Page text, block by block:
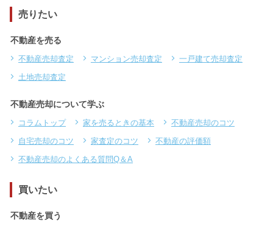
売りたい
不動産を売る
不動産売却査定 マンション売却査定
一戸建て売却査定
土地売却査定
不動産売却について学ぶ
コラムトップ 家を売るときの基本
不動産売却のコツ
自宅売却のコツ
家査定のコツ
不動産の評価額
不動産売却のよくある質問Q＆A
買いたい
不動産を買う